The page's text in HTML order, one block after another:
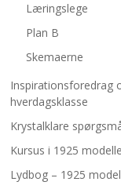
Læringslege
Plan B
Skemaerne
Inspirationsforedrag
hverdagsklasse
Krystalklare
Kursus i 1925
Lydbog – 1925